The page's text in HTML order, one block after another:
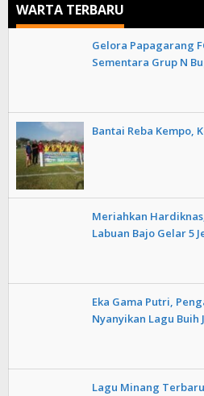
WARTA TERBARU
Gelora Papagarang
Sementara Grup N
Bantai Reba Kempo,
Meriahkan
Labuan Bajo Gelar 5
Eka Gama Putri,
Nyanyikan Lagu Buih
Lagu Minang